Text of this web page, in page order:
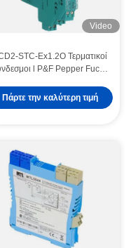
Video
STC-Ex1.2O Τερματικοί
l P&F Pepper Fuchs
Power Supply
Πάρτε την καλύτερη τιμή